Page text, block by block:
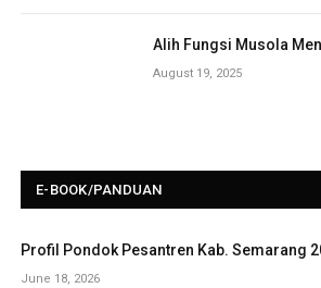
Alih Fungsi Musola
August 19, 2025
E-BOOK/PANDUAN
Profil Pondok Pesantren Kab. Semarang
June 18, 2026